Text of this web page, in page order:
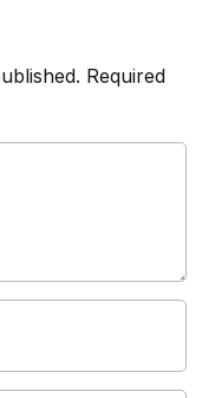
Required